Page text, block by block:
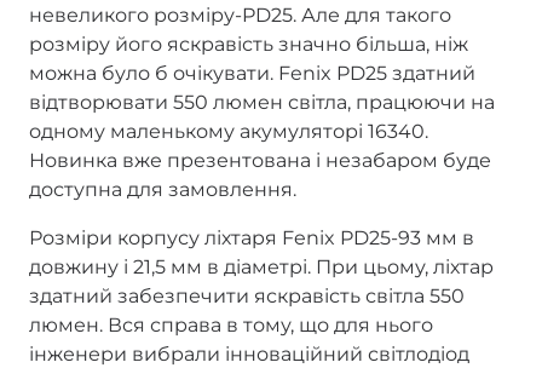
невеликого розміру-PD25. Але для такого
розміру його яскравість значно більша, ніж
можна було б очікувати. Fenix PD25 здатний
відтворювати 550 люмен світла, працюючи на
одному маленькому акумуляторі 16340.
Новинка вже презентована і незабаром буде
доступна для замовлення.
Розміри корпусу ліхтаря Fenix PD25-93 мм в
довжину і 21,5 мм в діаметрі. При цьому, ліхтар
здатний забезпечити яскравість світла 550
люмен. Вся справа в тому, що для нього
інженери вибрали інноваційний світлодіод